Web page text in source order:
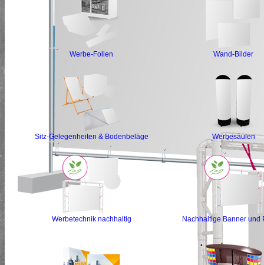
Werbe-Folien Wand-Bilder
Sitz-Gelegenheiten & Bodenbeläge Werbesäulen
Werbetechnik nachhaltig Nachhaltige Banner und